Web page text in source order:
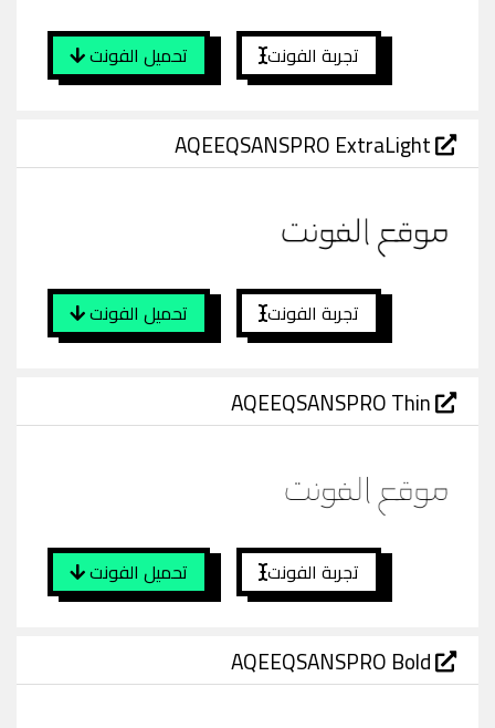
تحميل الفونت تجربة الفونت
AQEEQSANSPRO ExtraLight
تحميل الفونت تجربة الفونت
AQEEQSANSPRO Thin
تحميل الفونت تجربة الفونت
AQEEQSANSPRO Bold